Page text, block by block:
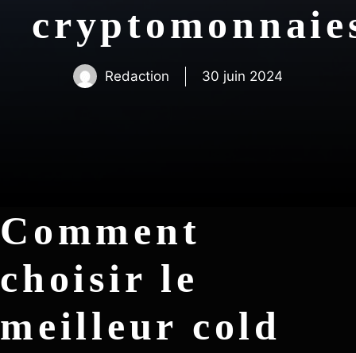
Redaction 30 juin 2024
Comment
choisir le
meilleur cold